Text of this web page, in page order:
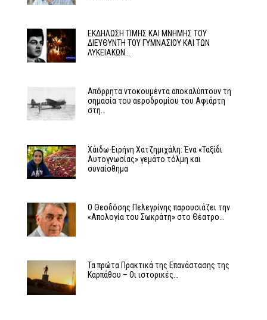
ΕΚΔΗΛΩΣΗ ΤΙΜΗΣ ΚΑΙ ΜΝΗΜΗΣ ΤΟΥ
ΔΙΕΥΘΥΝΤΗ ΤΟΥ ΓΥΜΝΑΣΙΟΥ ΚΑΙ ΤΩΝ
ΛΥΚΕΙΑΚΩΝ…
Απόρρητα ντοκουμέντα αποκαλύπτουν τη
σημασία του αεροδρομίου του Αφιάρτη
στη…
Χάιδω-Ειρήνη Χατζημιχάλη: Ένα «Ταξίδι
Αυτογνωσίας» γεμάτο τόλμη και
συναίσθημα
Ο Θεοδόσης Πελεγρίνης παρουσιάζει την
«Απολογία του Σωκράτη» στο Θέατρο…
Τα πρώτα Πρακτικά της Επανάστασης της
Καρπάθου – Οι ιστορικές…